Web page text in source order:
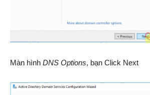
Màn hình DNS Options, bạn Click Next